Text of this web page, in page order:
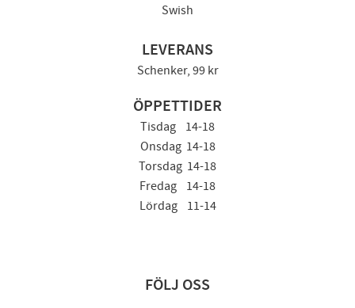
Swish
LEVERANS
Schenker, 99 kr
ÖPPETTIDER
Tisdag 14-18
Onsdag 14-18
Torsdag 14-18
Fredag 14-18
Lördag 11-14
FÖLJ OSS